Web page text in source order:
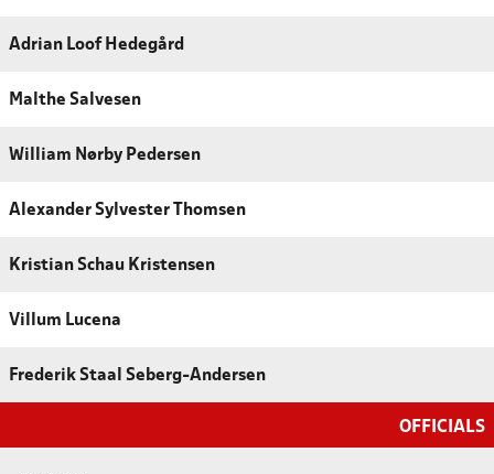
Adrian Loof Hedegård
Malthe Salvesen
William Nørby Pedersen
Alexander Sylvester Thomsen
Kristian Schau Kristensen
Villum Lucena
Frederik Staal Seberg-Andersen
OFFICIALS